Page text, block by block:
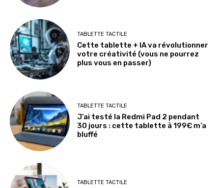
TABLETTE TACTILE
Cette tablette + IA va révolutionner
votre créativité (vous ne pourrez
plus vous en passer)
TABLETTE TACTILE
J’ai testé la Redmi Pad 2 pendant
30 jours : cette tablette à 199€ m’a
bluffé
TABLETTE TACTILE